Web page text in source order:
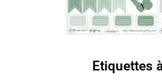
Etiquettes